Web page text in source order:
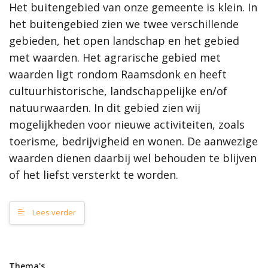
Hoe werkt de website?
Rol van de gemeente
Contact
Gebieden
Raamsdonk
Geertruidenberg
Raamsdonksveer
Toon alle
Zoeken
Het buitengebied van onze gemeente is klein. In
het buitengebied zien we twee verschillende
gebieden, het open landschap en het gebied
met waarden. Het agrarische gebied met
waarden ligt rondom Raamsdonk en heeft
cultuurhistorische, landschappelijke en/of
natuurwaarden. In dit gebied zien wij
mogelijkheden voor nieuwe activiteiten, zoals
toerisme, bedrijvigheid en wonen. De aanwezige
waarden dienen daarbij wel behouden te blijven
of het liefst versterkt te worden.
Lees verder
Thema's